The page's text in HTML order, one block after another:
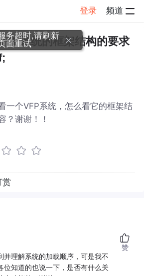
登录 频道
子详情
系统的框架结构的要求
一个VFP系统，怎么看它的框架结
？谢谢！！
赏
并理解系统的加载顺序，可是我不
位知道的也说一下，是否有什么关
赞
务超时,请刷新
面重试